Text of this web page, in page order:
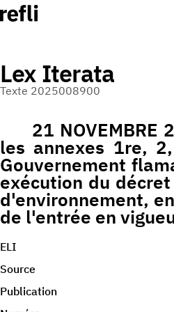
Lex Iterata
Texte 2025008900
21
les annexes 1re,
Gouvernement
exécution du
d'environnement,
de l'entrée en
ELI
Source
Publication